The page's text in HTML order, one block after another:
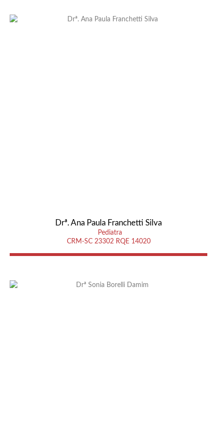
Drª. Ana Paula Franchetti Silva
Pediatra
CRM-SC 23302 RQE 14020